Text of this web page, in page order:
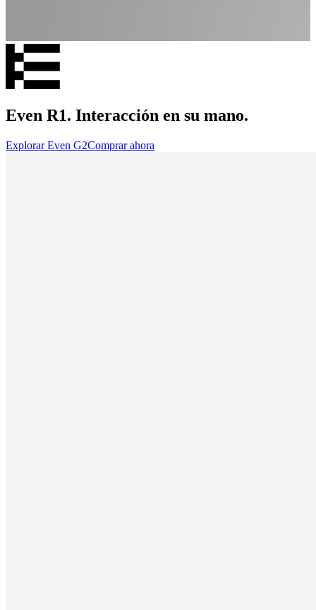
Even R1. Interacción en su mano.
Explorar Even G2Comprar ahora